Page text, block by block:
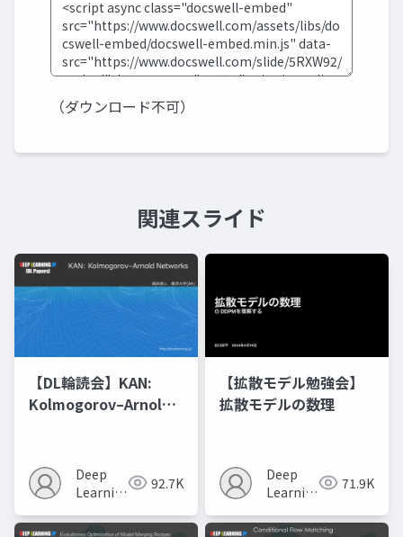
（ダウンロード不可）
関連スライド
【DL輪読会】KAN:
Kolmogorov–Arnold
Deep
Learning
92.7K
【拡散モデル勉強会】
拡散モデルの数理
Deep
Learning
71.9K